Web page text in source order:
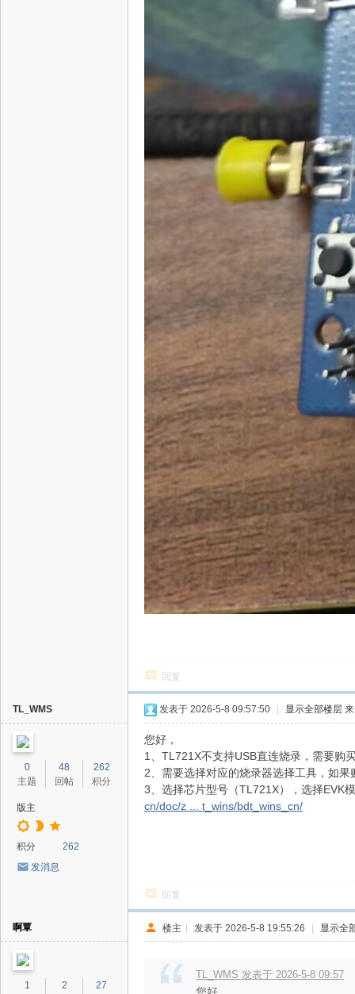
回复
TL_WMS
0
主题
48
回帖
262
积分
版主
积分
262
发消息
发表于 2026-5-8 09:57:50 显示全部楼层
您好，
1、TL721X不支持USB直连烧录，需要购
2、需要选择对应的烧录器选择工具，如
3、选择芯片型号（TL721X），选择EVK
cn/doc/z ... t_wins/bdt_wins_cn/
回复
啊覃
1 2 27
楼主 | 发表于 2026-5-8 19:55:26 | 显示全
TL_WMS 发表于 2026-5-8 09:57